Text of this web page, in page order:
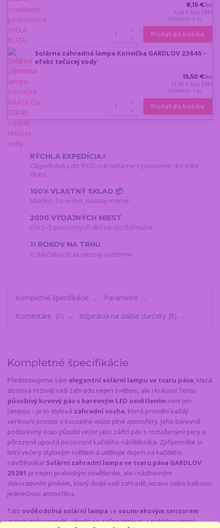
8,15 €/ks
6,63 € bez DPH
Skladom 3 ks
Pridať do košíka
Solárna záhradná lampa Konvička GARDLOV 23846 –
efekt tečúcej vody
15,50 €/ks
12,60 € bez DPH
Skladom 1 ks
Pridať do košíka
RÝCHLA EXPEDÍCIA⚡
Objednávky do 11:00 odosielame v pracovné dni ešte
dnes
100% VLASTNÝ SKLAD 📦
Všetko, čo vidíte, naozaj máme
2000 VÝDAJNÝCH MIEST
Do 2–3 pracovných dní na vyzdvihnutie
11 ROKOV NA TRHU
V darčekoch sa naozaj vyznáme
Kompletné špecifikácie
Parametre
Komentáre
0 Inšpirácia na ďalšie darčeky 8
Kompletné špecifikácie
Představujeme vám elegantní solární lampu ve tvaru páva, která
doslova rozsvítí vaši zahradu nejen světlem, ale i krásou! Tento
působivý kovový páv s barevným LED osvětlením není jen
lampou – je to stylová zahradní socha, která promění každý
venkovní prostor v kouzelné místo plné atmosféry. Jeho barevně
podsvícený ocas působí večer jako zářící páv s roztaženými pery a
přirozeně upoutá pozornost každého návštěvníka. Zpříjemněte si
letní večery stylovým světlem a udělejte dojem na každého
návštěvníka! Solární zahradní lampa ve tvaru páva GARDLOV
25281 je nejen praktickým osvětlením, ale i nádherným
dekorativním prvkem, který dodá vaší zahradě, terase nebo balkonu
jedinečnou atmosféru.
Tato voděodolná solární lampa se soumrakovým senzorem
automaticky rozsvítí, jakmile se začne stmívat, a nabídne jemné,